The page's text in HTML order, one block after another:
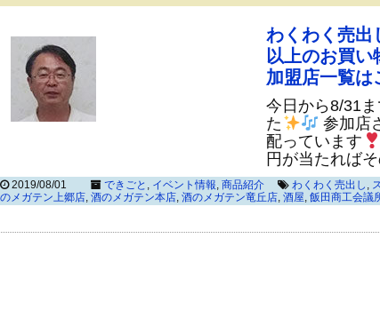
わくわく売出
以上のお買
加盟店一覧は
今日から8/31
た
参加店
配っています
円が当たれば
2019/08/01 できごと , イベント情報, 商品紹介 わくわく売出し ,
のメガテン上郷店, 酒のメガテン本店, 酒のメガテン竜丘店, 酒屋, 飯田商工会議